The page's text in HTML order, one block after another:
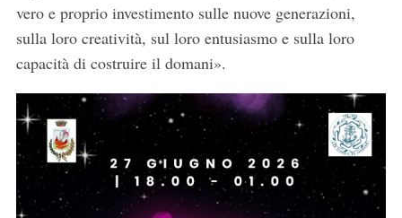
vero e proprio investimento sulle nuove generazioni,
sulla loro creatività, sul loro entusiasmo e sulla loro
capacità di costruire il domani».
e
a
h
f
o
: